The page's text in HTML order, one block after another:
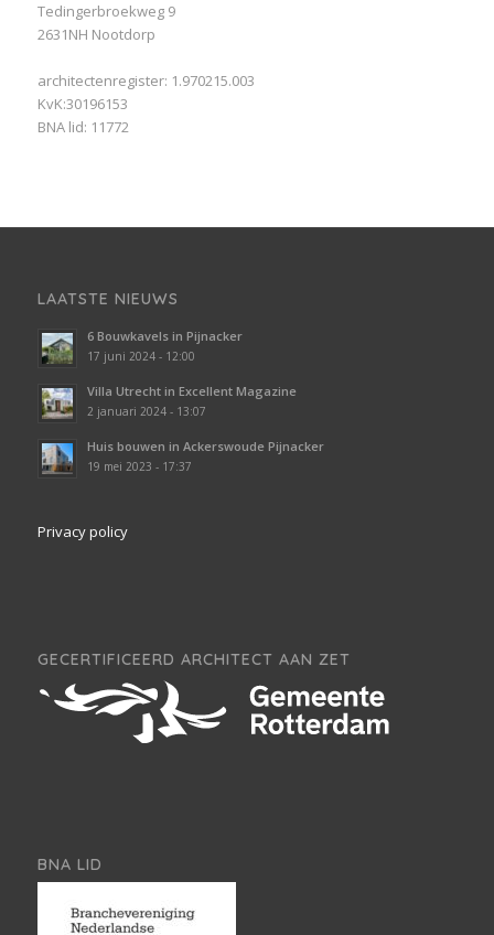
Tedingerbroekweg 9
2631NH Nootdorp
architectenregister: 1.970215.003
KvK:30196153
BNA lid: 11772
LAATSTE NIEUWS
6 Bouwkavels in Pijnacker
17 juni 2024 - 12:00
Villa Utrecht in Excellent Magazine
2 januari 2024 - 13:07
Huis bouwen in Ackerswoude Pijnacker
19 mei 2023 - 17:37
Privacy policy
GECERTIFICEERD ARCHITECT AAN ZET
BNA LID